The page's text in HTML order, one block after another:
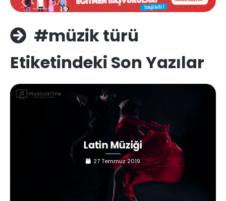
#müzik türü
Etiketindeki Son Yazılar
Latin Müziği
27 Temmuz 2019